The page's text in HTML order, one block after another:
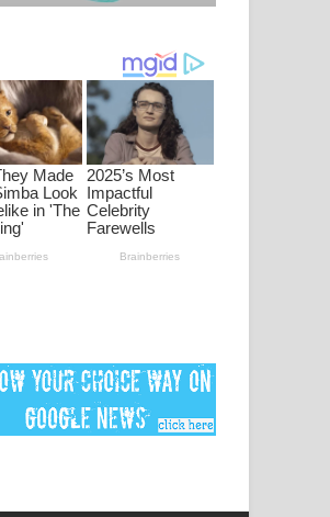
ඔබමයි මගේ ආදරේ ගීතයේ පද පෙළ
Pansal Gihin Song Lyrics - පන්සල් ගිහිං
ගීතයේ පද පෙළ
Ankeliya Song Lyrics - අංකෙළිය ගීතයේ
ගීතයේ පද පෙළ
MANAMALA KATHA Song Lyrics -